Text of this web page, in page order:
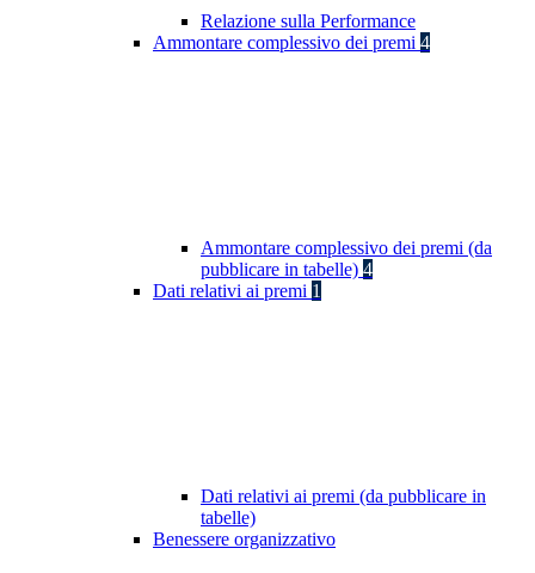
Relazione sulla Performance
Ammontare complessivo dei premi 4
Ammontare complessivo dei premi (da
pubblicare in tabelle) 4
Dati relativi ai premi 1
Dati relativi ai premi (da pubblicare in
tabelle)
Benessere organizzativo